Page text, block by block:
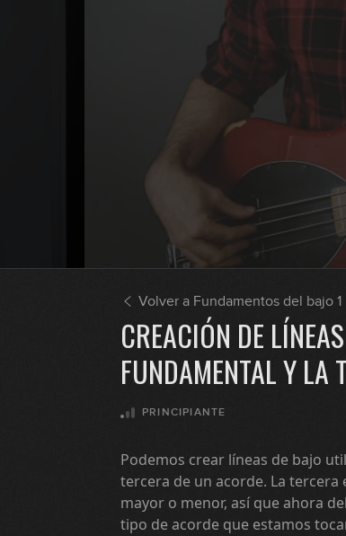
Volver a Fundamentos del bajo 1
CREACIÓN DE
FUNDAMENTAL Y LA
PRINCIPIANTE
Podemos crear líneas de bajo
tercera de un acorde. La tercera
mayor o menor, así que ahora
tipo de acorde que estamos